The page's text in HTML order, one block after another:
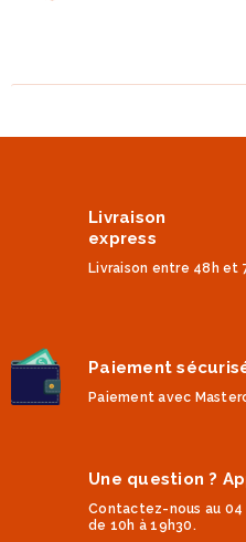
Livraison
express
Livraison entre 48h et
Paiement
Paiement avec
Une question ?
Contactez-nous au 04
de 10h à 19h30.